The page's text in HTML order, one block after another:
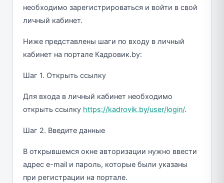
необходимо зарегистрироваться и войти в свой
личный кабинет.
Ниже представлены шаги по входу в личный
кабинет на портале Кадровик.by:
Шаг 1. Открыть ссылку
Для входа в личный кабинет необходимо
открыть ссылку https://kadrovik.by/user/login/.
Шаг 2. Введите данные
В открывшемся окне авторизации нужно ввести
адрес e-mail и пароль, которые были указаны
при регистрации на портале.